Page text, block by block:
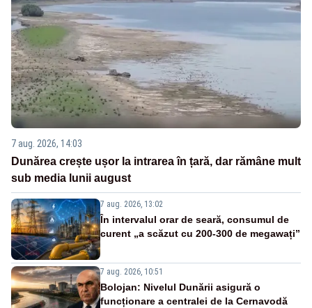
7 aug. 2026, 14:03
Dunărea crește ușor la intrarea în țară, dar rămâne mult
sub media lunii august
7 aug. 2026, 13:02
În intervalul orar de seară, consumul de
curent „a scăzut cu 200-300 de megawați”
7 aug. 2026, 10:51
Bolojan: Nivelul Dunării asigură o
funcționare a centralei de la Cernavodă